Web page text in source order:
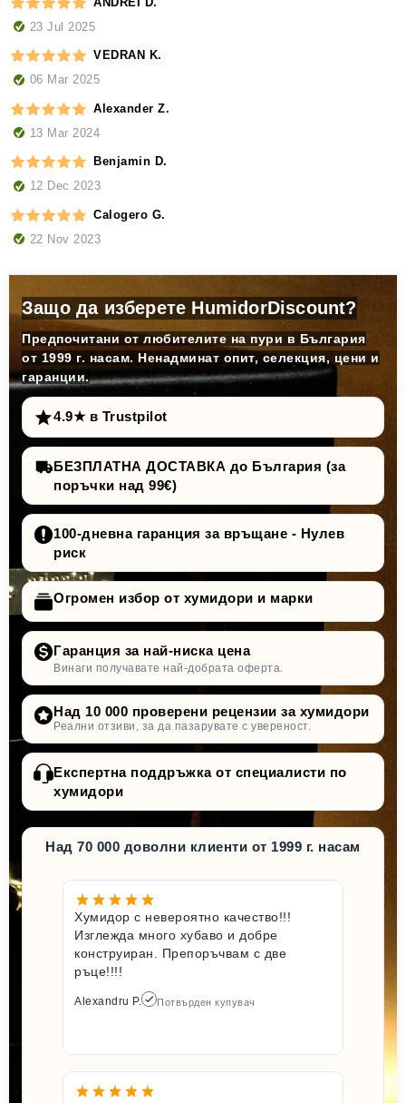
23 Jul 2025
VEDRAN K.
06 Mar 2025
Alexander Z.
13 Mar 2024
Benjamin D.
12 Dec 2023
Calogero G.
22 Nov 2023
Защо да изберете HumidorDiscount?
Предпочитани от любителите на пури в България
от 1999 г. насам. Ненадминат опит, селекция, цени и
гаранции.
4.9★ в Trustpilot
БЕЗПЛАТНА ДОСТАВКА до България (за
поръчки над 99€)
100-дневна гаранция за връщане - Нулев
риск
Огромен избор от хумидори и марки
Гаранция за най-ниска цена
Винаги получавате най-добрата оферта.
Над 10 000 проверени рецензии за хумидори
Реални отзиви, за да пазарувате с увереност.
Експертна поддръжка от специалисти по
хумидори
Над 70 000 доволни клиенти от 1999 г. насам
Хумидор с невероятно качество!!!
Изглежда много хубаво и добре
конструиран. Препоръчвам с две
ръце!!!!
Alexandru P. Потвърден купувач